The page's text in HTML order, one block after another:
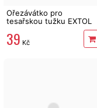
Ořezávátko pro
tesařskou tužku EXTOL
39 Kč